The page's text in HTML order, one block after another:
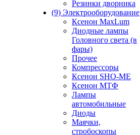
Резинки дворника
(9) Электрооборудование
Ксенон MaxLum
Диодные лампы
Головного света (в
фары)
Прочее
Компрессоры
Ксенон SHO-ME
Ксенон МТФ
Лампы
автомобильные
Диоды
Маячки,
стробоскопы